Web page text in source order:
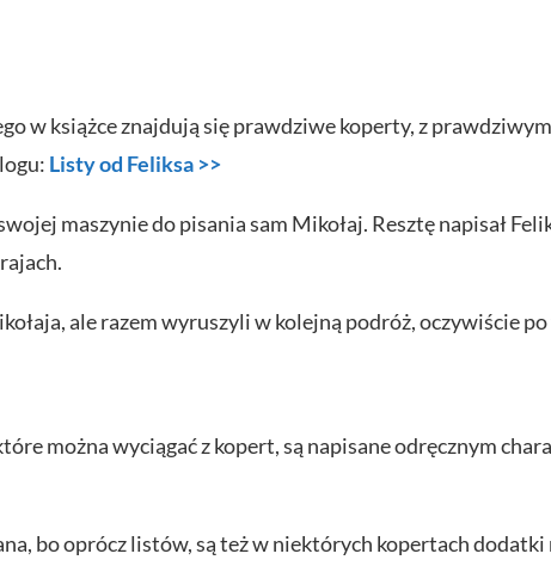
w książce znajdują się prawdziwe koperty, z
Listy od Feliksa >>
maszynie do pisania sam Mikołaj. Resztę napisał
ale razem wyruszyli w kolejną podróż, oczywiście
można wyciągać z kopert, są napisane odręcznym
bo oprócz listów, są też w niektórych kopertach